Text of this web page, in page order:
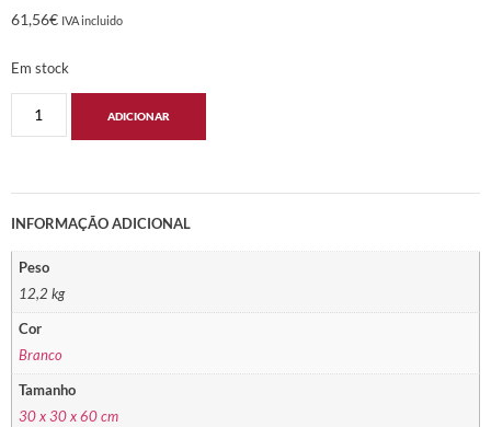
61,56€ IVA incluido
Em stock
ADICIONAR
INFORMAÇÃO ADICIONAL
Peso
12,2 kg
Cor
Branco
Tamanho
30 x 30 x 60 cm